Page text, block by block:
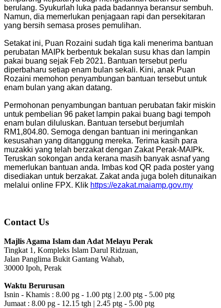
berulang. Syukurlah luka pada badannya beransur sembuh.
Namun, dia memerlukan penjagaan rapi dan persekitaran
yang bersih semasa proses pemulihan.
Setakat ini, Puan Rozaini sudah tiga kali menerima bantuan
perubatan MAIPk berbentuk bekalan susu khas dan lampin
pakai buang sejak Feb 2021. Bantuan tersebut perlu
diperbaharu setiap enam bulan sekali. Kini, anak Puan
Rozaini memohon penyambungan bantuan tersebut untuk
enam bulan yang akan datang.
Permohonan penyambungan bantuan perubatan fakir miskin
untuk pembelian 96 paket lampin pakai buang bagi tempoh
enam bulan diluluskan. Bantuan tersebut berjumlah
RM1,804.80. Semoga dengan bantuan ini meringankan
kesusahan yang ditanggung mereka. Terima kasih para
muzakki yang telah berzakat dengan Zakat Perak-MAIPk.
Teruskan sokongan anda kerana masih banyak asnaf yang
memerlukan bantuan anda. Imbas kod QR pada poster yang
disediakan untuk berzakat. Zakat anda juga boleh ditunaikan
melalui online FPX. Klik https://ezakat.maiamp.gov.my
Contact Us
Majlis Agama Islam dan Adat Melayu Perak
Tingkat 1, Kompleks Islam Darul Ridzuan,
Jalan Panglima Bukit Gantang Wahab,
30000 Ipoh, Perak
Waktu Berurusan
Isnin - Khamis : 8.00 pg - 1.00 ptg | 2.00 ptg - 5.00 ptg
Jumaat : 8.00 pg - 12.15 tgh | 2.45 ptg - 5.00 ptg